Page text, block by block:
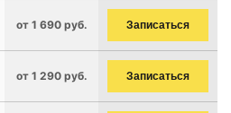
от 1 690 руб. Записаться
от 1 290 руб. Записаться